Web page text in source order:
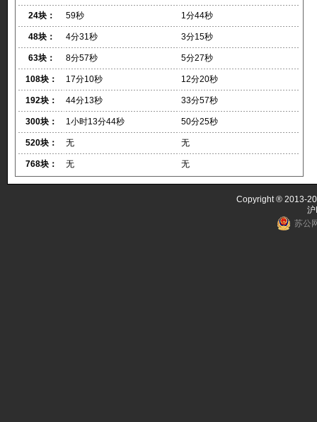
24块： 59秒 1分44秒
48块： 4分31秒 3分15秒
63块： 8分57秒 5分27秒
108块： 17分10秒 12分20秒
192块： 44分13秒 33分57秒
300块： 1小时13分44秒 50分25秒
520块： 无 无
768块： 无 无
Copyright ® 2013-
苏公